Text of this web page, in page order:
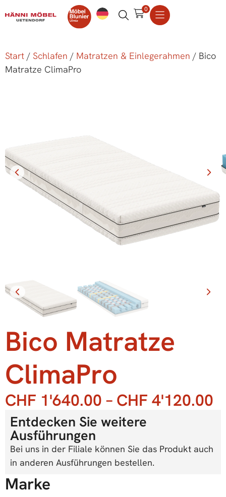
0
Start / Schlafen / Matratzen & Einlegerahmen / Bico
Matratze ClimaPro
Bico Matratze
ClimaPro
CHF 1'640.00 – CHF 4'120.00
Entdecken Sie weitere
Ausführungen
Bei uns in der Filiale können Sie das Produkt auch
in anderen Ausführungen bestellen.
Marke